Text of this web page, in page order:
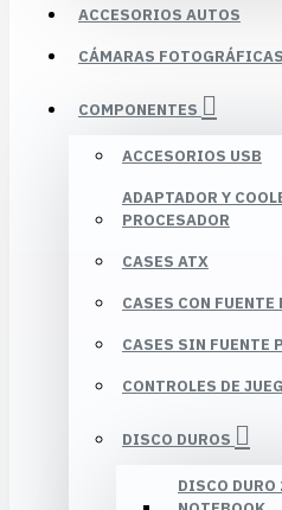
ACCESORIOS AUTOS
CÁMARAS FOTOGRÁFICAS
COMPONENTES
ACCESORIOS USB
ADAPTADOR Y
PROCESADOR
CASES ATX
CASES CON FUENTE
CASES SIN FUENTE
CONTROLES DE
DISCO DUROS
DISCO